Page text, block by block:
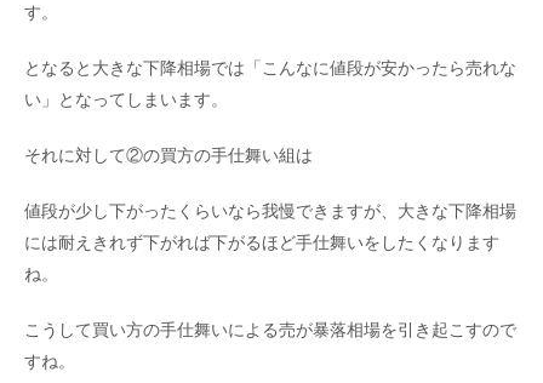
す。
となると大きな下降相場では「こんなに値段が安かったら売れな
い」となってしまいます。
それに対して②の買方の手仕舞い組は
値段が少し下がったくらいなら我慢できますが、大きな下降相場
には耐えきれず下がれば下がるほど手仕舞いをしたくなります
ね。
こうして買い方の手仕舞いによる売が暴落相場を引き起こすので
すね。